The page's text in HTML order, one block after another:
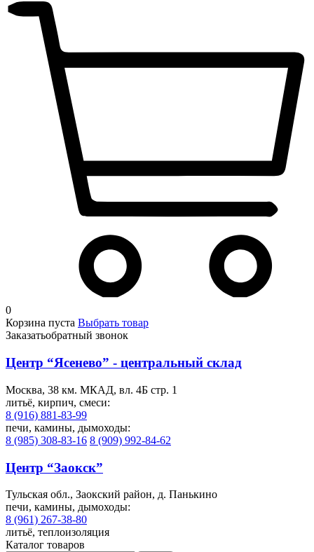
0
Корзина пуста Выбрать товар
Заказатьобратный звонок
Центр “Ясенево” - центральный склад
Москва, 38 км. МКАД, вл. 4Б стр. 1
литьё, кирпич, смеси:
8 (916) 881-83-99
печи, камины, дымоходы:
8 (985) 308-83-16 8 (909) 992-84-62
Центр “Заокск”
Тульская обл., Заокский район, д. Панькино
печи, камины, дымоходы:
8 (961) 267-38-80
литьё, теплоизоляция
Каталог товаров